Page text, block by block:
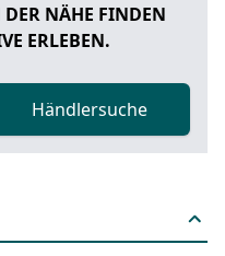
NÄHE FINDEN
ERLEBEN.
Händlersuche